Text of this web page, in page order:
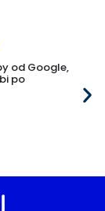
od Google,
po